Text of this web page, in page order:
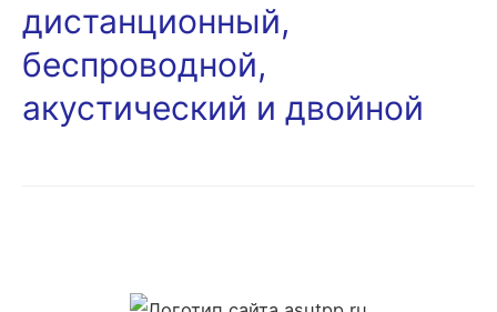
дистанционный,
беспроводной,
акустический и двойной